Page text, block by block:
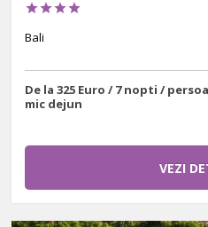

Bali
De la 325 Euro / 7 nopti /
mic dejun
VEZI